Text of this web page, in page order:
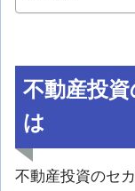
不動産投
は
不動産投資のセ